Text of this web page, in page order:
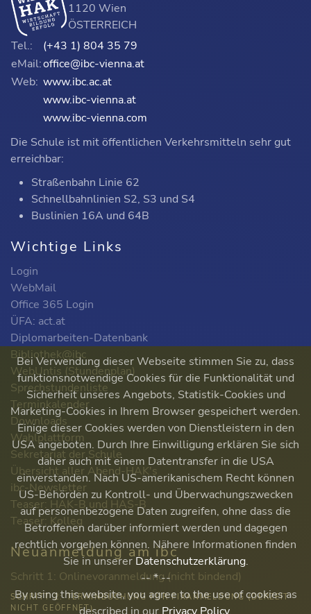
1120 Wien
ÖSTERREICH
Tel.:
(+43 1) 804 35 79
eMail:office@ibc-vienna.at
Web: www.ibc.ac.at
www.ibc-vienna.at
www.ibc-vienna.com
Die Schule ist mit öffentlichen Verkehrsmitteln sehr gut
erreichbar:
Straßenbahn Linie 62
Schnellbahnlinien S2, S3 und S4
Buslinien 16A und 64B
Wichtige Links
Login
WebMail
Office 365 Login
ÜFA: act.at
Diplomarbeiten-Datenbank
Bibliothek@ibc
WebUntis (Stundenplan)
Sprechstundenliste
Terminkalender
Downloads
Wahlplattform
Sekretariat der Schule
Übersicht aller Abend-HAK's
ibc-Newsletter
Teaser: HAK-B und HAS-B
Teaser: Kolleg
Neuanmeldung am ibc
Schritt 1: Onlinevoranmeldung (nicht bindend)
SCHRITT 2: TERMINBUCHUNG FÜR FIXANMELDUNG (DERZEIT
NICHT GEÖFFNET)
Bei Verwendung dieser Webseite stimmen Sie zu, dass
funktionsnotwendige Cookies für die Funktionalität und
Sicherheit unseres Angebots, Statistik-Cookies und
Marketing-Cookies in Ihrem Browser gespeichert werden.
Einige dieser Cookies werden von Dienstleistern in den
USA angeboten. Durch Ihre Einwilligung erklären Sie sich
daher auch mit einem Datentransfer in die USA
einverstanden. Nach US-amerikanischem Recht können
US-Behörden zu Kontroll- und Überwachungszwecken
auf personenbezogene Daten zugreifen, ohne dass die
Betroffenen darüber informiert werden und dagegen
rechtlich vorgehen können. Nähere Informationen finden
Sie in unsererDatenschutzerklärung.
-- * --
By using this website, you agree to the use of cookies as